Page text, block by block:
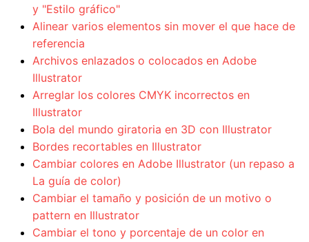
y "Estilo gráfico"
Alinear varios elementos sin mover el que hace de
referencia
Archivos enlazados o colocados en Adobe
Illustrator
Arreglar los colores CMYK incorrectos en
Illustrator
Bola del mundo giratoria en 3D con Illustrator
Bordes recortables en Illustrator
Cambiar colores en Adobe Illustrator (un repaso a
La guía de color)
Cambiar el tamaño y posición de un motivo o
pattern en Illustrator
Cambiar el tono y porcentaje de un color en